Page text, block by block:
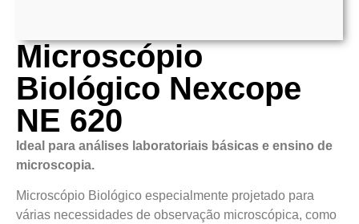
Microscópio
Biológico Nexcope
NE 620
Ideal para análises laboratoriais básicas e ensino de
microscopia.
Microscópio Biológico especialmente projetado para
várias necessidades de observação microscópica, como